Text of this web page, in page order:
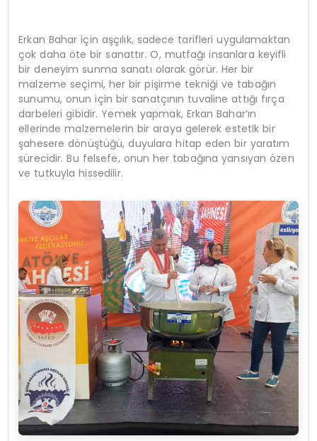
Erkan Bahar için aşçılık, sadece tarifleri uygulamaktan
çok daha öte bir sanattır. O, mutfağı insanlara keyifli
bir deneyim sunma sanatı olarak görür. Her bir
malzeme seçimi, her bir pişirme tekniği ve tabağın
sunumu, onun için bir sanatçının tuvaline attığı fırça
darbeleri gibidir. Yemek yapmak, Erkan Bahar’ın
ellerinde malzemelerin bir araya gelerek estetik bir
şahesere dönüştüğü, duyulara hitap eden bir yaratım
sürecidir. Bu felsefe, onun her tabağına yansıyan özen
ve tutkuyla hissedilir.